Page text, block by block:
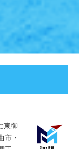
東御
市・